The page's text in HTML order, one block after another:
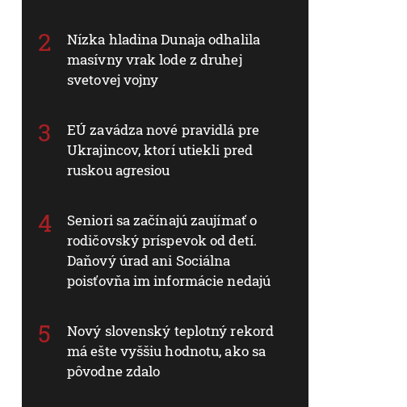
Nízka hladina Dunaja odhalila
masívny vrak lode z druhej
svetovej vojny
EÚ zavádza nové pravidlá pre
Ukrajincov, ktorí utiekli pred
ruskou agresiou
Seniori sa začínajú zaujímať o
rodičovský príspevok od detí.
Daňový úrad ani Sociálna
poisťovňa im informácie nedajú
Nový slovenský teplotný rekord
má ešte vyššiu hodnotu, ako sa
pôvodne zdalo